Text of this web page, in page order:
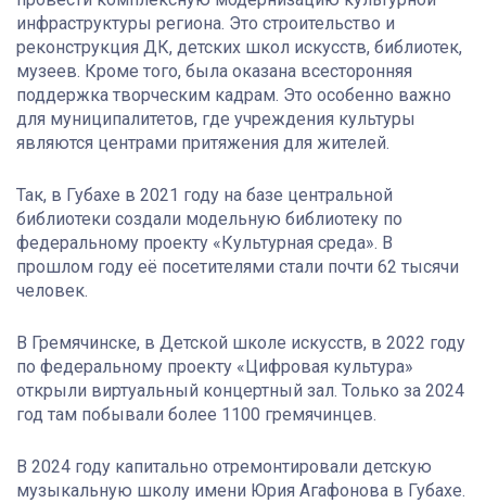
инфраструктуры региона. Это строительство и
реконструкция ДК, детских школ искусств, библиотек,
музеев. Кроме того, была оказана всесторонняя
поддержка творческим кадрам. Это особенно важно
для муниципалитетов, где учреждения культуры
являются центрами притяжения для жителей.
Так, в Губахе в 2021 году на базе центральной
библиотеки создали модельную библиотеку по
федеральному проекту «Культурная среда». В
прошлом году её посетителями стали почти 62 тысячи
человек.
В Гремячинске, в Детской школе искусств, в 2022 году
по федеральному проекту «Цифровая культура»
открыли виртуальный концертный зал. Только за 2024
год там побывали более 1100 гремячинцев.
В 2024 году капитально отремонтировали детскую
музыкальную школу имени Юрия Агафонова в Губахе.